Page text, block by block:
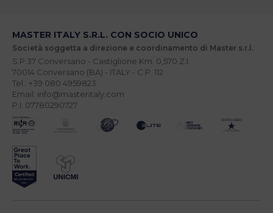
MASTER ITALY S.R.L. CON SOCIO UNICO
Società soggetta a direzione e coordinamento di Master s.r.l.
S.P.37 Conversano - Castiglione Km. 0,570 Z.I.
70014 Conversano (BA) - ITALY - C.P. 112
Tel.: +39 080 4959823
Email: info@masteritaly.com
P.I. 07780290727